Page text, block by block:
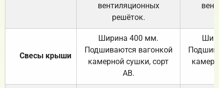
вентиляционных
решёток.
Свесы крыши
Ширина 400 мм.
Подшиваются вагонкой
камерной сушки, сорт
АВ.